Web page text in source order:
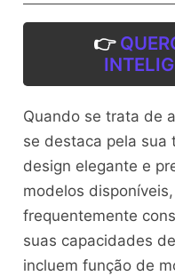
👉
Quando se trata de
se destaca pela sua
design elegante e
modelos
frequentemente
suas capacidades
incluem função de